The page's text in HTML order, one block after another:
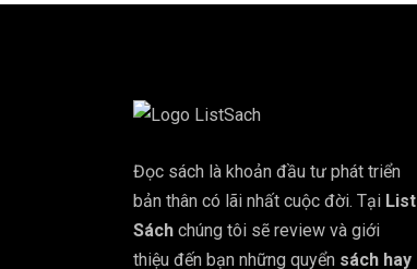
Đọc sách là khoản đầu tư phát triển
bản thân có lãi nhất cuộc đời. Tại List
Sách chúng tôi sẽ review và giới
thiệu đến bạn những quyển sách hay